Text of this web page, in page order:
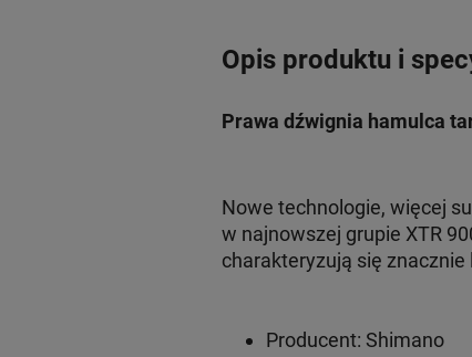
Opis produktu i
Prawa dźwignia hamulca
Nowe technologie, więcej
w najnowszej grupie XTR
charakteryzują się
Producent: Shimano